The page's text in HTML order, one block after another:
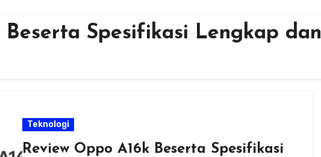
Beserta Spesifikasi Lengkap dan
Teknologi
Review Oppo A16k Beserta Spesifikasi